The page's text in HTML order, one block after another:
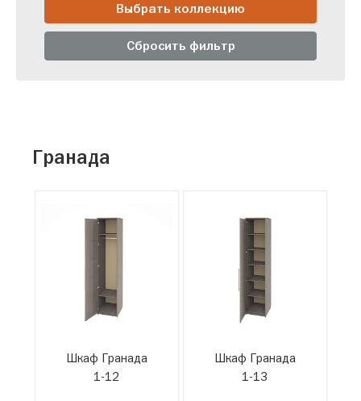
Сбросить фильтр
Выбрать коллекцию
Гранада
Шкаф Гранада
1-12
Шкаф Гранада
1-13